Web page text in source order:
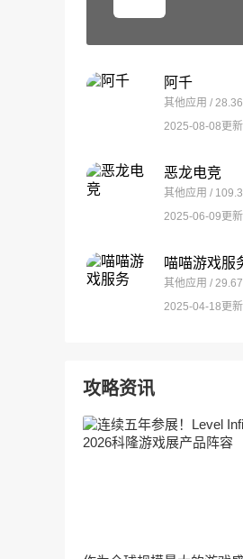
阿千
其他应用 /
2025-08-08更新
恶龙电竞
其他应用 /
2025-06-09更新
喵喵游戏服
其他应用 /
2025-04-18更新
攻略资讯